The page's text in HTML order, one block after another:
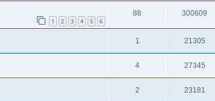
1 2 3 4 5 6
88 300609
1 21305
4 27345
2 23181